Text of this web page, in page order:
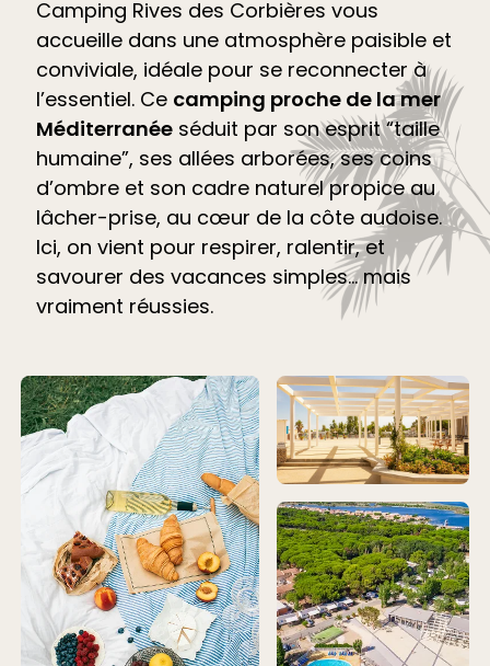
Camping Rives des Corbières vous
accueille dans une atmosphère paisible et
conviviale, idéale pour se reconnecter à
l’essentiel. Ce camping proche de la mer
Méditerranée séduit par son esprit “taille
humaine”, ses allées arborées, ses coins
d’ombre et son cadre naturel propice au
lâcher-prise, au cœur de la côte audoise.
Ici, on vient pour respirer, ralentir, et
savourer des vacances simples… mais
vraiment réussies.